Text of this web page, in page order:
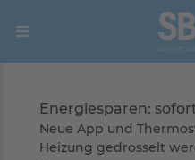
Energiesparen:
Neue App und
Heizung gedrosselt